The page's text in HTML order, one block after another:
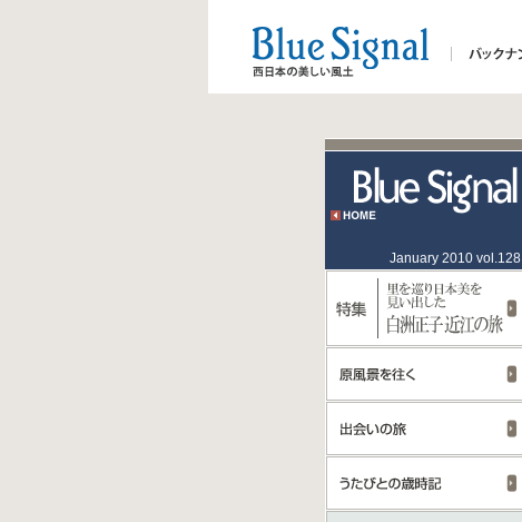
January 2010 vol.128